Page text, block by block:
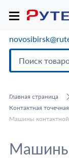
Главная страница
Контактная
Машины контактной
Машины